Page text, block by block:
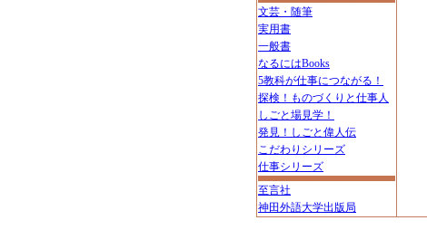
文芸・随筆
実用書
一般書
なるにはBooks
5教科が仕事につながる！
探検！ものづくりと仕事人
しごと場見学！
発見！しごと偉人伝
こだわりシリーズ
仕事シリーズ
至言社
神田外語大学出版局